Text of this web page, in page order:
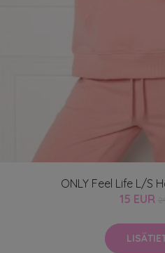
ONLY Feel Life L/S
15 EUR